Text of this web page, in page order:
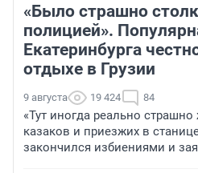
«Было страшно
полицией».
Екатеринбурга
отдыхе в Грузии
9 августа 19 424 84
«Тут иногда реально
казаков и приезжих в
закончился избиениями и